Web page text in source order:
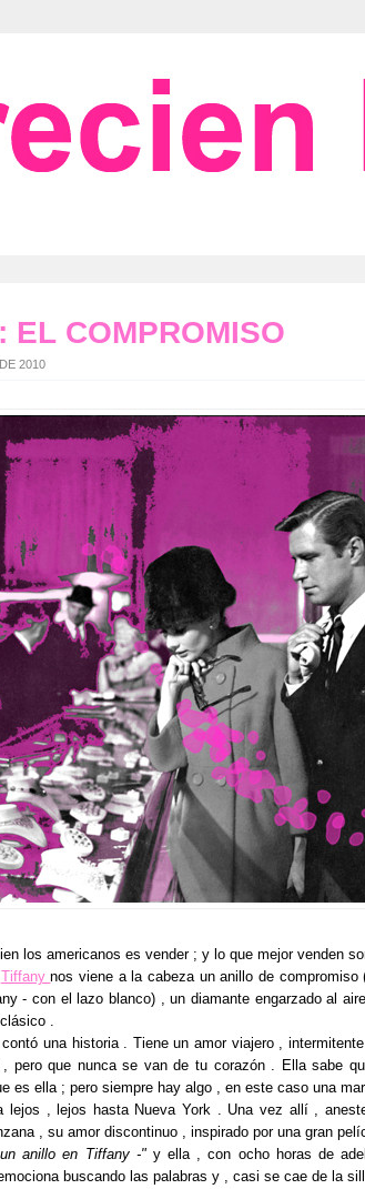
EL COMPROMISO
2010
los americanos es vender ; y lo que mejor venden
Tiffanynos viene a la cabeza un anillo de compromiso
- con el lazo blanco) , un diamante engarzado al
.
una historia . Tiene un amor viajero ,
, pero que nunca se van de tu corazón . Ella sabe
es ella ; pero siempre hay algo , en este caso una
lejos , lejos hasta Nueva York . Una vez allí ,
, su amor discontinuo , inspirado por una gran
anillo en Tiffany -"y ella , con ocho horas de
buscando las palabras y , casi se cae de la